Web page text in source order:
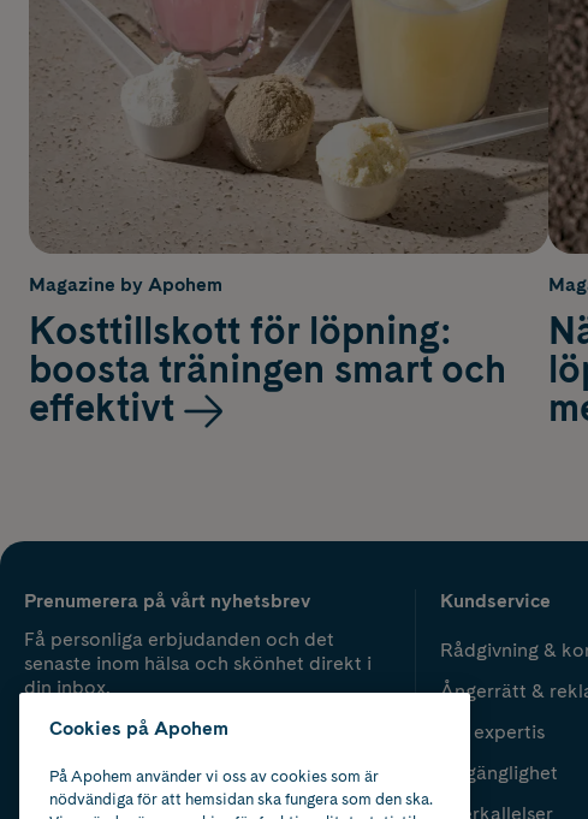
Magazine by Apohem
Kosttillskott för löpning:
boosta träningen smart och
effektivt
Prenumerera på vårt nyhetsbrev
Få personliga erbjudanden och det
senaste inom hälsa och skönhet direkt i
din inbox.
Kundservice
Rådgivning &
Ångerrätt &
Vår expertis
Tillgänglighet
Återkallelser
Cookies på Apohem
På Apohem använder vi oss av cookies som är
nödvändiga för att hemsidan ska fungera som den ska.